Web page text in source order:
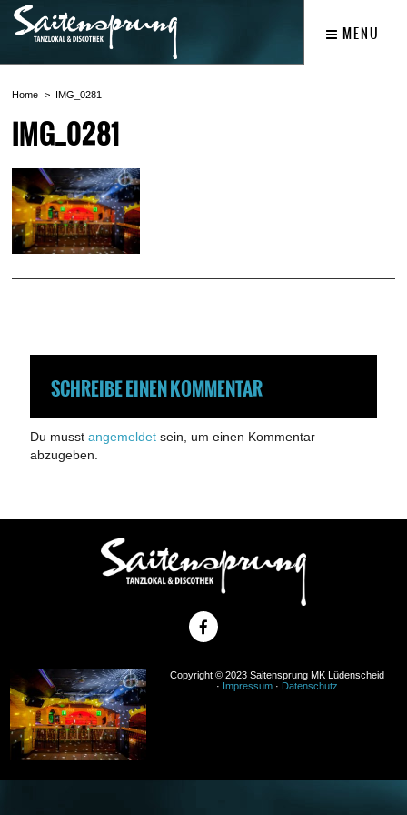
MENU
Home IMG_0281
IMG_0281
SCHREIBE EINEN KOMMENTAR
Du musst angemeldet sein, um einen Kommentar
abzugeben.
Copyright © 2023 Saitensprung MK Lüdenscheid
· Impressum · Datenschutz